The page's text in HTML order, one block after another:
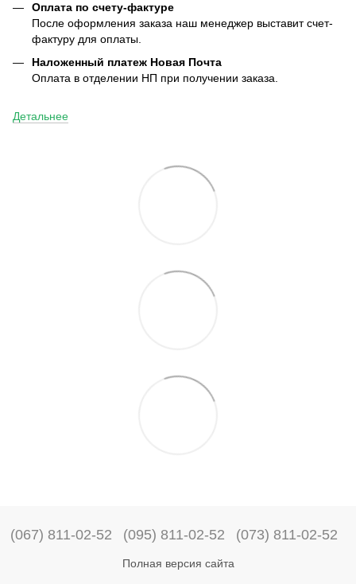
Оплата по счету-фактуре
После оформления заказа наш менеджер выставит счет-
фактуру для оплаты.
Наложенный платеж Новая Почта
Оплата в отделении НП при получении заказа.
Детальнее
(067) 811-02-52 (095) 811-02-52 (073) 811-02-52
Полная версия сайта